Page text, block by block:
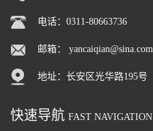
电话：0311-80663736
邮箱： yancaiqian@sina.com
地址：长安区光华路195号
快速导航 FAST NAVIGATION